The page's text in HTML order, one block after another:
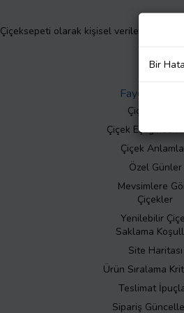
Çiçeksepeti olarak kişisel verilerinizin
Faydalı Bilgiler
Çiçek Bakımı
Çiçek Eşliğinde
Çiçek
Özel Günler
Mevsimlere
Çiçekler
Yenilebilir
Saklama
Site Haritası
Ürün Sıralama
Teslimat
Sipariş
Bir